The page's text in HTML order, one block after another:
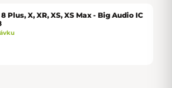
Plus, X, XR, XS, XS Max - Big Audio IC